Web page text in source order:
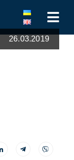
26.03.2019